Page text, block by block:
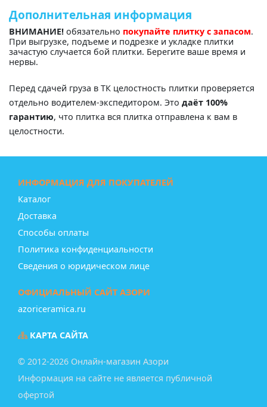
Дополнительная информация
ВНИМАНИЕ! обязательно покупайте плитку с запасом.
При выгрузке, подъеме и подрезке и укладке плитки
зачастую случается бой плитки. Берегите ваше время и
нервы.
Перед сдачей груза в ТК целостность плитки проверяется
отдельно водителем-экспедитором. Это даёт 100%
гарантию, что плитка вся плитка отправлена к вам в
целостности.
ИНФОРМАЦИЯ ДЛЯ ПОКУПАТЕЛЕЙ
Каталог
Доставка
Способы оплаты
Политика конфиденциальности
Сведения о юридическом лице
ОФИЦИАЛЬНЫЙ САЙТ АЗОРИ
azoriceramica.ru
КАРТА САЙТА
© 2012-2026 Онлайн-магазин Азори
Информация на сайте не является публичной
офертой